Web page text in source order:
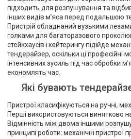
підходить для розпушування та
інших видів м’яса перед подальшою
Пристрій обладнаний вузькими
голками для багаторазового
стейкхаусів і кейтерингу підійде
тендерайзер, оскільки ці професійні
інтенсивних зусиль під час обробки
економлять час.
Які бувають
Пристрої класифікуються на ручні,
Перші використовуються винятково
Відмінність між двома іншими
принципі роботи: механічні пристрої